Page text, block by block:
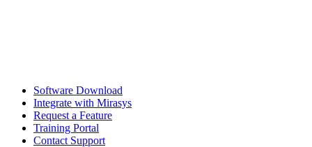
Software Download
Integrate with Mirasys
Request a Feature
Training Portal
Contact Support